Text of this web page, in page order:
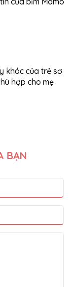
khóc của trẻ sơ
hợp cho mẹ
BẠN